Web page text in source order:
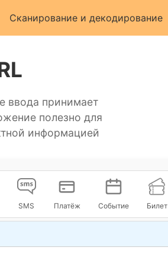
Сканирование и декодирование
ввода принимает
полезно для
информацией
SMS Платёж Событие Билет